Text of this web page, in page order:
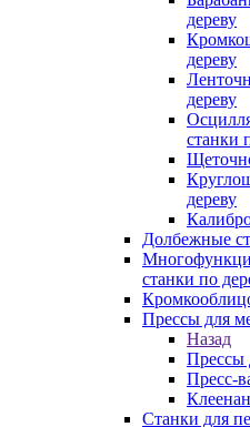
дереву
дереву
дереву
станки
дереву
Долбежные
станки по
Прессы для
Назад
Прессы
Пресс-
Станки для